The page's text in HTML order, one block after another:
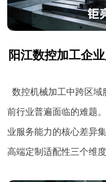
阳江数控加工企
数控机械加工中跨区域
前行业普遍面临的难题
业服务能力的核心差异
高端定制适配性三个维度